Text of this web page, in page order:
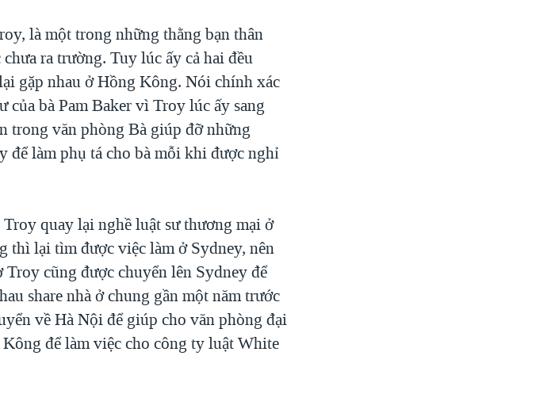
là một trong những thằng bạn thân
ra trường. Tuy lúc ấy cả hai đều
gặp nhau ở Hồng Kông. Nói chính xác
của bà Pam Baker vì Troy lúc ấy sang
trong văn phòng Bà giúp đỡ những
để làm phụ tá cho bà mỗi khi được nghỉ
quay lại nghề luật sư thương mại ở
thì lại tìm được việc làm ở Sydney, nên
cũng được chuyển lên Sydney để
share nhà ở chung gần một năm trước
về Hà Nội để giúp cho văn phòng đại
để làm việc cho công ty luật White